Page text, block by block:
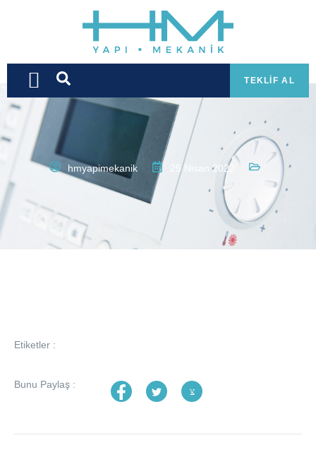
TEKLIF AL
hmyapimekanik 25 Nisan 2022
Etiketler :
Bunu Paylaş :